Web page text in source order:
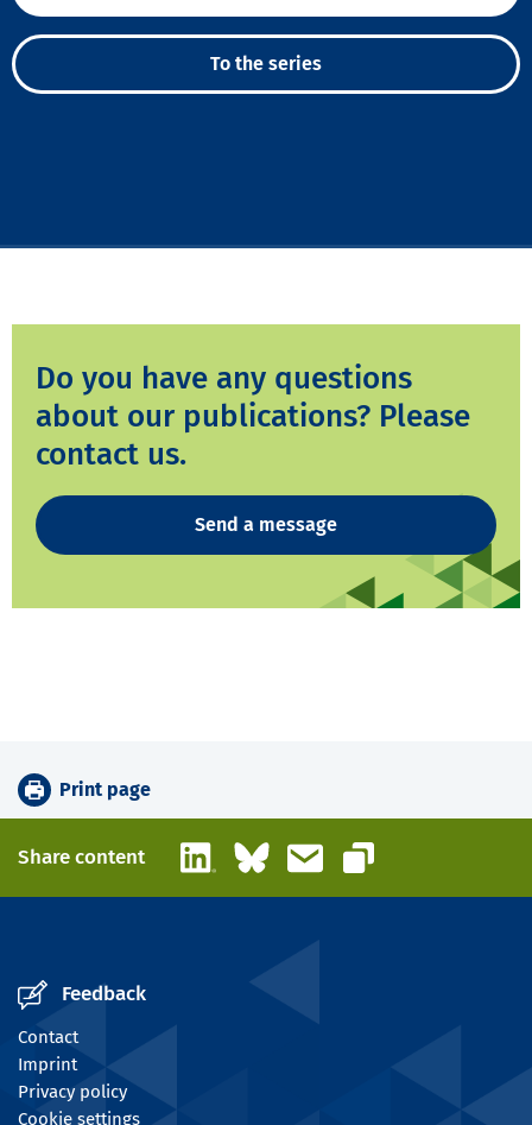
To the series
Do you have any questions
about our publications? Please
contact us.
Send a message
Print page
Share content LinkedInBlueskyEmail
Copy link
Feedback
Contact
Imprint
Privacy policy
Cookie settings